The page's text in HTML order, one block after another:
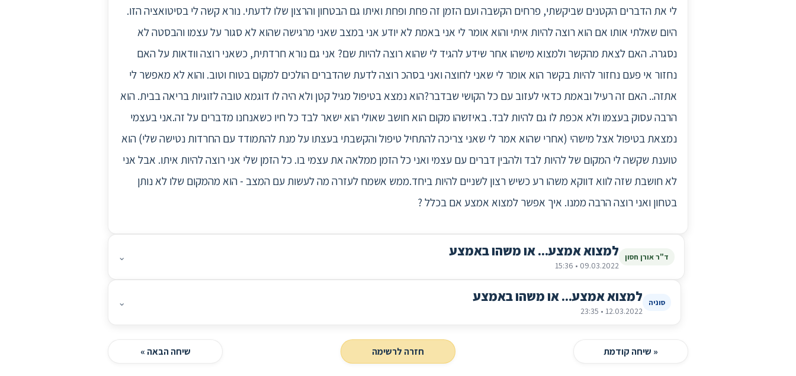
לי את הדברים הקטנים שביקשתי, פרחים הקשבה ועם הזמן זה פחת ופחת ואיתו גם הבטחון והרצון שלו לדעתי. נורא קשה לי בסיטואציה הזו.
היום שאלתי אותו אם הוא רוצה להיות איתי והוא אומר לי אני באמת לא יודע אני במצב שאני מרגישה שהוא לא סגור על עצמו והבסטה לא
נסגרה. האם לצאת מהקשר ולמצוא מישהו אחר שידע להגיד לי שהוא רוצה להיות שם? אני גם נורא חרדתית, כשאני רוצה וודאות על האם
נחזור אי פעם נחזור להיות בקשר הוא אומר לי שאני לחוצה ואני בסהכ רוצה לדעת שהדברים הולכים למקום בטוח וטוב. והוא לא מאפשר לי
אתזה.. האם זה רעיל ובאמת כדאי לעזוב עם כל הקושי שבדבר?הוא נמצא בטיפול מגיל קטן ולא היה לו דוגמא טובה לזוגיות בריאה בבית. הוא
הרבה עסוק בעצמו ולא אכפת לו גם להיות לבד. באיזשהו מקום הוא חושב שאולי הוא ישאר לבד כל חיו כשאנחנו מדברים על זה.אני בעצמי
נמצאת בטיפול אצל מישהי (אחרי שהוא אמר לי שאני צריכה להתחיל טיפול והקשבתי בעצתו על מנת להתמודד עם החרדות נטישה שלי) הוא
טוענת שקשה לי המקום של להיות לבד ולהבין דברים עם עצמי ואני כל הזמן ממלאה את עצמי בו. כל הזמן שלי אני רוצה להיות איתו. אבל אני
לא חושבת שזה לווא דווקא משהו רע כשיש רצון לשניים להיות ביחד.ממש אשמח לעזרה מה לעשות עם המצב - הוא מהמקום שלו לא נותן
בטחון ואני רוצה הרבה ממנו. איך אפשר למצוא אמצע אם בכלל ?
ד"ר אורן חסון למצוא אמצע... או משהו באמצע
09.03.2022 • 15:36
⌄
סוניה למצוא אמצע... או משהו באמצע
12.03.2022 • 23:35
⌄
« שיחה קודמת חזרה לרשימה שיחה הבאה »